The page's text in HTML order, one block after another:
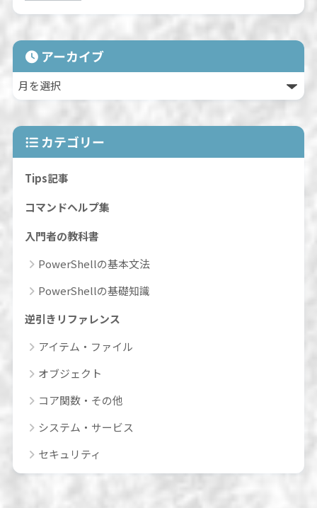
アーカイブ
カテゴリー
Tips記事
コマンドヘルプ集
入門者の教科書
PowerShellの基本文法
PowerShellの基礎知識
逆引きリファレンス
アイテム・ファイル
オブジェクト
コア関数・その他
システム・サービス
セキュリティ